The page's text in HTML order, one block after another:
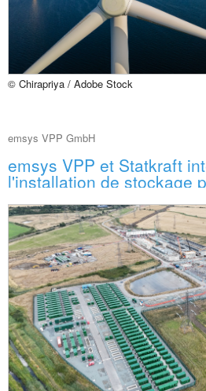
© Chirapriya / Adobe Stock
emsys VPP GmbH
emsys VPP et Statkraft
l'installation de stockage